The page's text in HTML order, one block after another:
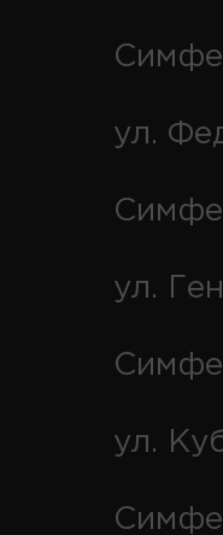
ул.
ул.
ул.